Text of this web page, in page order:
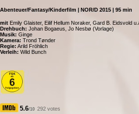
Abenteuer/Fantasy/Kinderfilm | NOR/D 2015 | 95 min
mit Emily Glaister, Eilif Hellum Noraker, Gard B. Eidsvold
Drehbuch: Johan Bogaeus, Jo Nesbø (Vorlage)
Musik: Ginge
Kamera: Trond Tønder
Regie: Arild Fröhlich
Verleih: Wild Bunch
5.6/10 292 votes